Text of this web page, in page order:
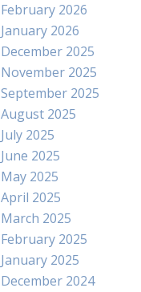
February 2026
January 2026
December 2025
November 2025
September 2025
August 2025
July 2025
June 2025
May 2025
April 2025
March 2025
February 2025
January 2025
December 2024